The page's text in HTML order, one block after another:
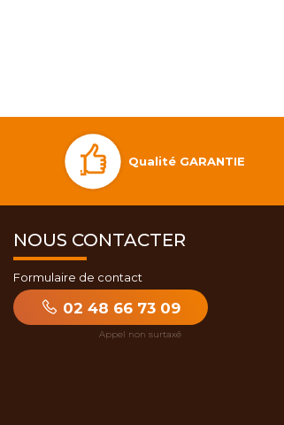
Qualité GARANTIE
NOUS CONTACTER
Formulaire de contact
02 48 66 73 09